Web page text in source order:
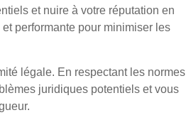
et nuire à votre réputation en
performante pour minimiser les
légale. En respectant les normes
juridiques potentiels et vous